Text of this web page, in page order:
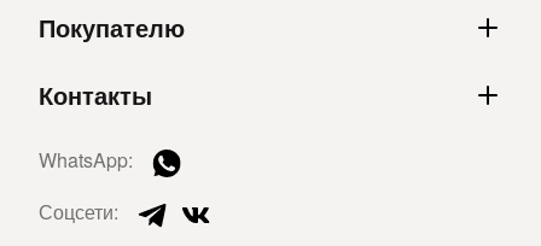
Покупателю
Контакты
WhatsApp:
Соцсети: